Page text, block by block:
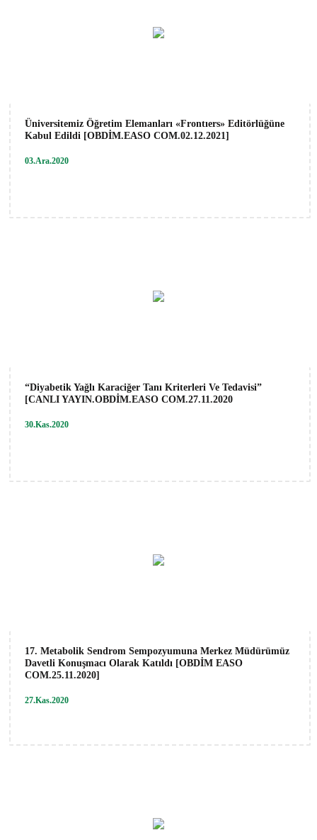
Üniversitemiz Öğretim Elemanları «Frontıers» Editörlüğüne
Kabul Edildi [OBDİM.EASO COM.02.12.2021]
03.Ara.2020
“Diyabetik Yağlı Karaciğer Tanı Kriterleri Ve Tedavisi”
[CANLI YAYIN.OBDİM.EASO COM.27.11.2020
30.Kas.2020
17. Metabolik Sendrom Sempozyumuna Merkez Müdürümüz
Davetli Konuşmacı Olarak Katıldı [OBDİM EASO
COM.25.11.2020]
27.Kas.2020